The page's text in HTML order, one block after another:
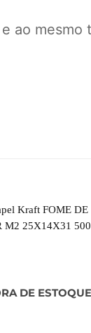
ao mesmo
DE ESTOQUE